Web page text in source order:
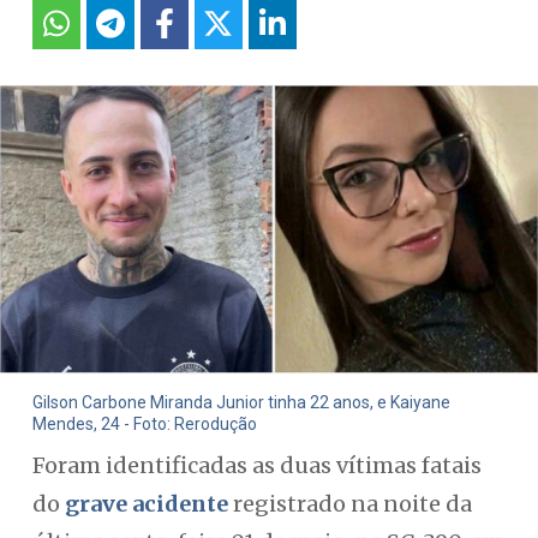
Gilson Carbone Miranda Junior tinha 22 anos, e Kaiyane
Mendes, 24 - Foto: Rerodução
Foram identificadas as duas vítimas fatais
do grave acidenteregistrado na noite da